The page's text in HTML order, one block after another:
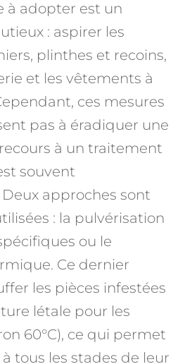
à adopter est un
: aspirer les
plinthes et recoins,
et les vêtements à
ces mesures
pas à éradiquer une
à un traitement
souvent
approches sont
: la pulvérisation
ou le
Ce dernier
les pièces infestées
létale pour les
60°C), ce qui permet
tous les stades de leur